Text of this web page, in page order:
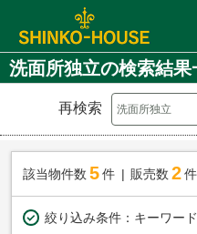
洗面所独立の検索結果
再検索
該当物件数 5件 販売数 2 件
絞り込み条件： キーワー